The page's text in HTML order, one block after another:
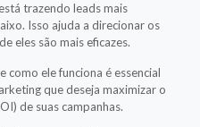
trazendo leads mais
Isso ajuda a direcionar os
eles são mais eficazes.
como ele funciona é essencial
que deseja maximizar o
de suas campanhas.